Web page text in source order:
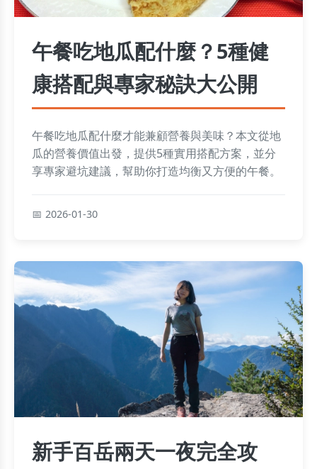
午餐吃地瓜配什麼？5種健
康搭配與專家秘訣大公開
午餐吃地瓜配什麼才能兼顧營養與美味？本文從地
瓜的營養價值出發，提供5種實用搭配方案，並分
享專家避坑建議，幫助你打造均衡又方便的午餐。
2026-01-30
新手百岳兩天一夜完全攻